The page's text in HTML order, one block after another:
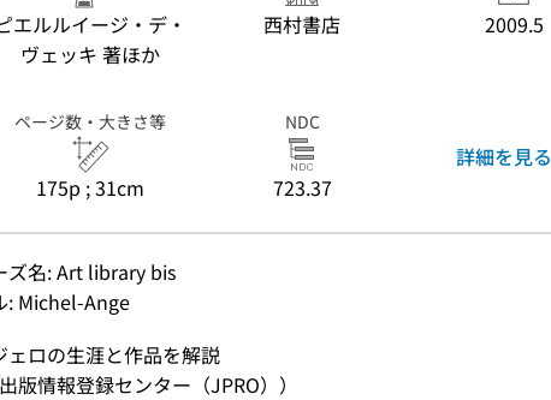
エルルイージ・デ・
ヴェッキ 著ほか
西村書店 2009.5
ページ数・大きさ等
175p ; 31cm
NDC
723.37
詳細を見る
ズ名: Art library bis
: Michel-Ange
ェロの生涯と作品を解説
版情報登録センター（JPRO））